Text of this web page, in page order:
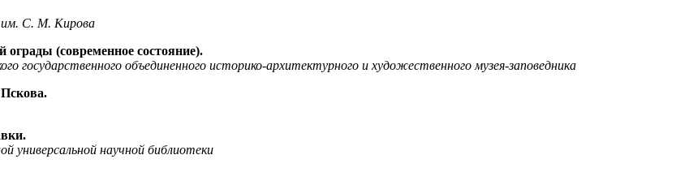
С. М. Кирова
(современное состояние).
государственного объединенного историко-архитектурного и художественного музея-заповедника
универсальной научной библиотеки